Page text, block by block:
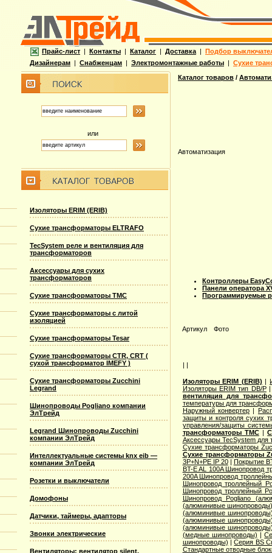
Прайс-лист | Контакты | Каталог | Доставка | Подбор
Дизайнерам | Снабженцам | Электромонтажные работы | Сухие
или
Изоляторы ERIM (ERIB)
Сухие трансформаторы ELTRAFO
TecSystem реле и вентиляция для
трансформаторов
Аксессуары для сухих
трансформаторов
Сухие трансформаторы TMC
Сухие трансформаторы с литой
изоляцией
Сухие трансформаторы Tesar
Сухие трансформаторы CTR, CRT (
сухой трансформатор IMEFY )
Сухие трансформаторы Zucchini
Legrand
Шинопроводы Pogliano компании
ЭлТрейд
Legrand Шинопроводы Zucchini
компании ЭлТрейд
Интеллектуальные системы knx eib —
компании ЭлТрейд
Розетки и выключатели
Домофоны
Датчики, таймеры, адапторы
Звонки электрические
Вентиляторы: вентилятор silent,
Каталог товаров /
Автоматизация
Контроллеры
Панели оператора
Программируемые
Артикул Фото
| |
Изоляторы ERIM (ERIB) |
Изоляторы ERIM тип DB/P
вентиляция для
температуры для
Наружный конвертер |
защиты и контроля сухих
управления/защиты
трансформаторы TMC|
Аксессуары TecSystem для
Сухие трансформаторы
Сухие трансформаторы
3P+N+PE IP 20| Покрытие
BT-E AL 100A Шинопровод
200A Шинопровод
Шинопровод троллейный
Шинопровод троллейный
Шинопровод Pogliano
(алюминивые
(алюминивые
(алюминивые
(алюминивые
(медные шинопроводы) |
шинопроводы) |Серия ВS
Стандартные отводные